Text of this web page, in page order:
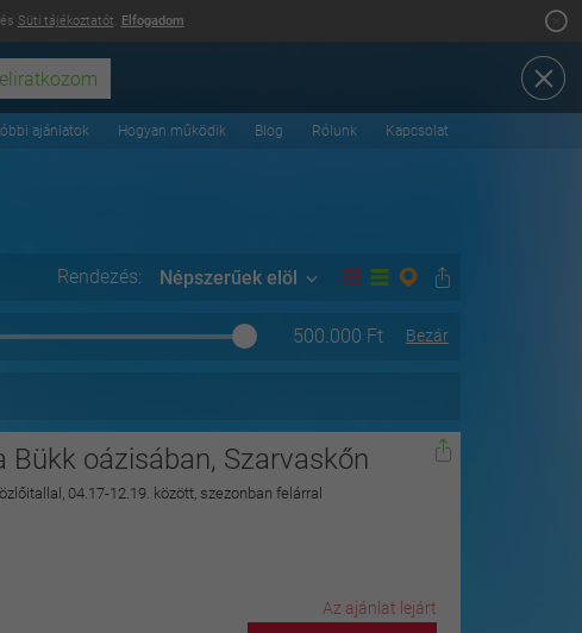
és Süti tájékoztatót. Elfogadom
ajánlatok Hogyan működik Blog Rólunk Kapcsolat
Rendezés: Népszerűek elöl
Bezár
500.000 Ft
Bükk oázisában, Szarvaskőn
04.17-12.19. között, szezonban felárral
Az ajánlat lejárt